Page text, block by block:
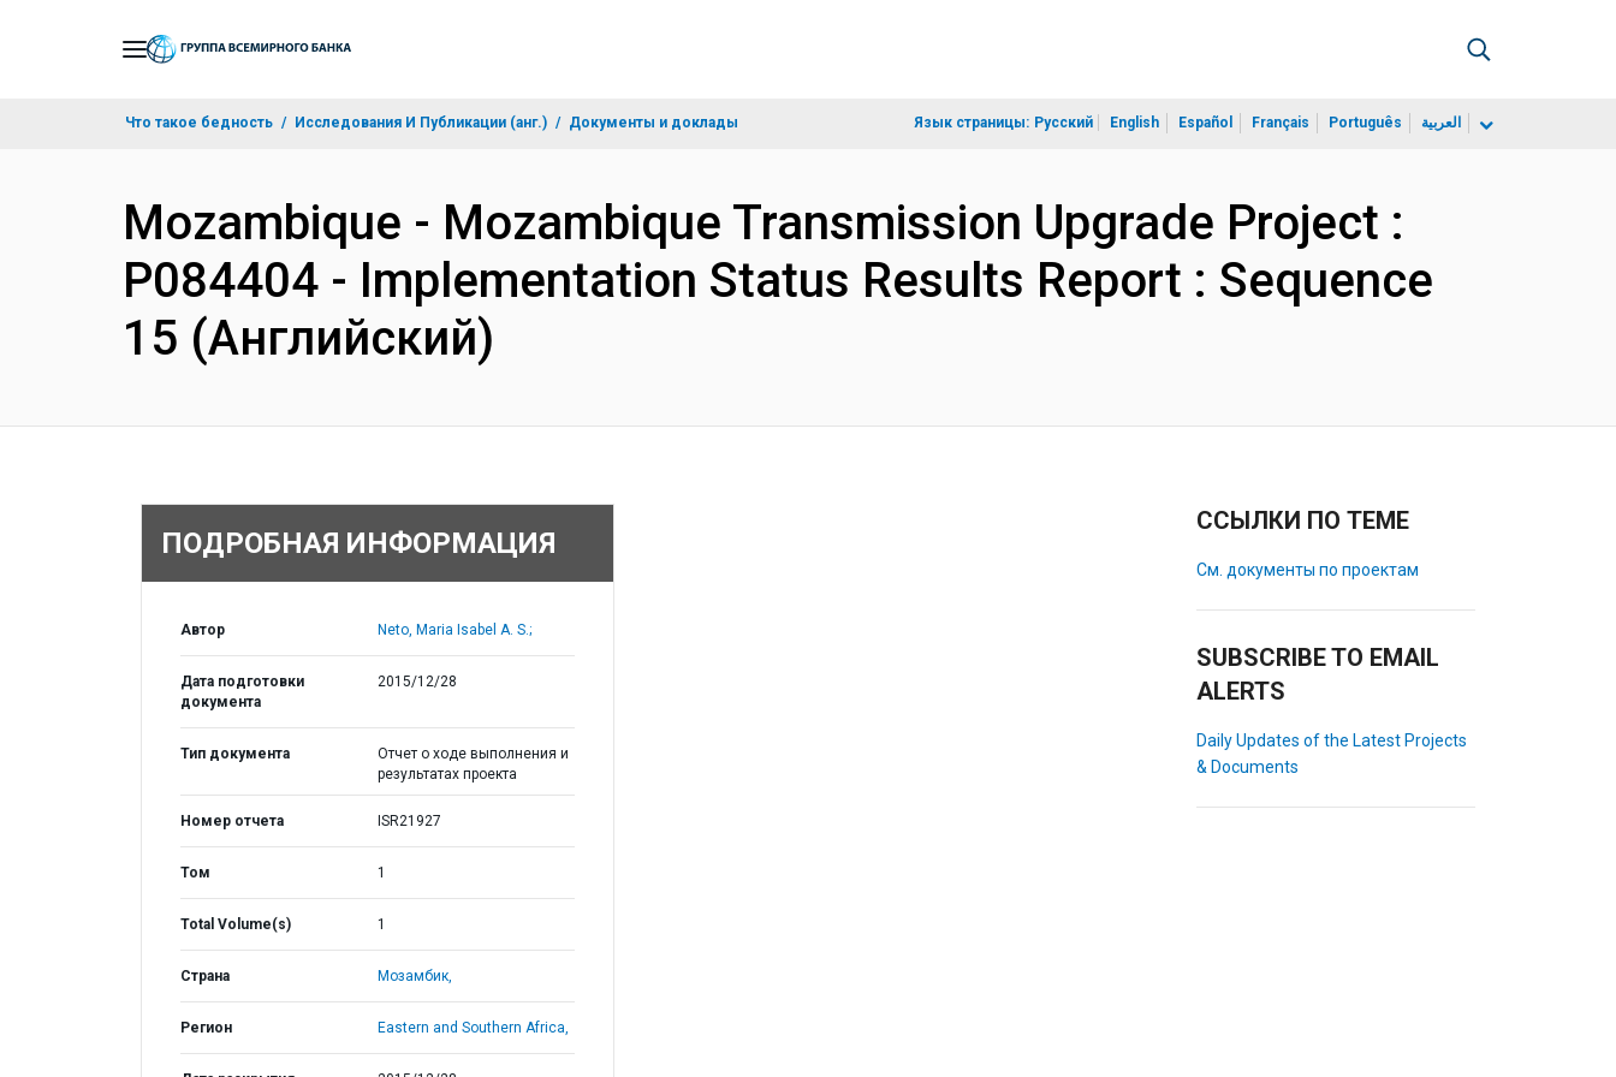
Что такое бедность Исследования И Публикации (анг.) Документы и доклады Язык страницы: Русский English Español Français Português العربية
Mozambique - Mozambique Transmission Upgrade Project :
P084404 - Implementation Status Results Report : Sequence
15 (Английский)
ПОДРОБНАЯ ИНФОРМАЦИЯ
Автор Neto, Maria Isabel A. S.;
Дата подготовки
документа
2015/12/28
Тип документа
Отчет о ходе выполнения и
результатах проекта
Номер отчета ISR21927
Том 1
Total Volume(s) 1
Страна Мозамбик,
Регион Eastern and Southern Africa,
ССЫЛКИ ПО ТЕМЕ
См. документы по проектам
SUBSCRIBE TO EMAIL
ALERTS
Daily Updates of the Latest Projects
& Documents